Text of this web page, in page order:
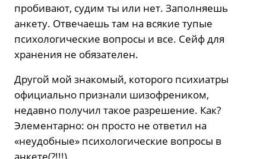
пробивают, судим ты или нет. Заполняешь
анкету. Отвечаешь там на всякие тупые
психологические вопросы и все. Сейф для
хранения не обязателен.
Другой мой знакомый, которого психиатры
официально признали шизофреником,
недавно получил такое разрешение. Как?
Элементарно: он просто не ответил на
«неудобные» психологические вопросы в
анкете(?!!!).